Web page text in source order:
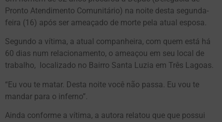
Pronto Atendimento Comunitário) na noite desta segunda-
feira (16) após ser ameaçado de morte pela atual esposa.
Segundo a vítima, a atual companheira, com quem está há
60 dias num relacionamento, o ameaçou em seu local de
trabalho, localizado no Bairro Santa Luzia em Três Lagoas.
“Eu vou te matar. Desta noite você não passa. Eu vou te
mandar para o inferno”.
Ainda conforme a vítima, a autora relatou que que possui